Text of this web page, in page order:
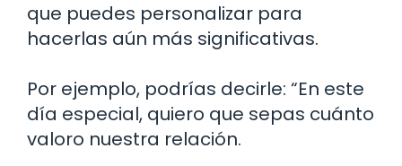
que puedes personalizar para
hacerlas aún más significativas.
Por ejemplo, podrías decirle: “En este
día especial, quiero que sepas cuánto
valoro nuestra relación.